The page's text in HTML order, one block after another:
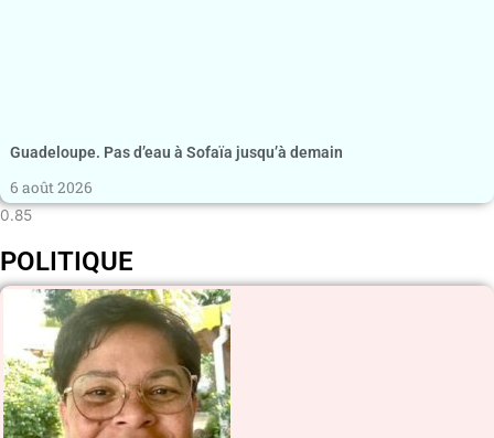
Guadeloupe. Pas d’eau à Sofaïa jusqu’à demain
6 août 2026
POLITIQUE